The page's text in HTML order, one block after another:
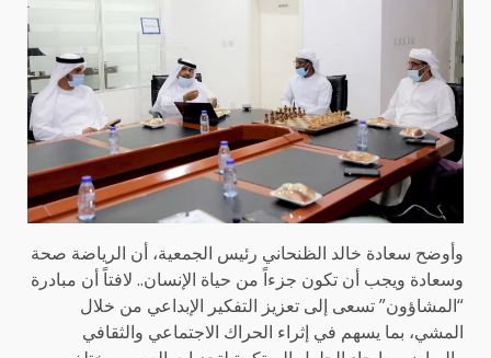
وأوضح سعادة خالد الظنحاني رئيس الجمعية، أن الرياضة صحة
وسعادة ويجب أن تكون جزءاً من حياة الإنسان.. لافتاً أن مبادرة
“المشاؤون” تسعى إلى تعزيز التفكير الإبداعي من خلال
المشي، بما يسهم في إثراء الحراك الاجتماعي والثقافي